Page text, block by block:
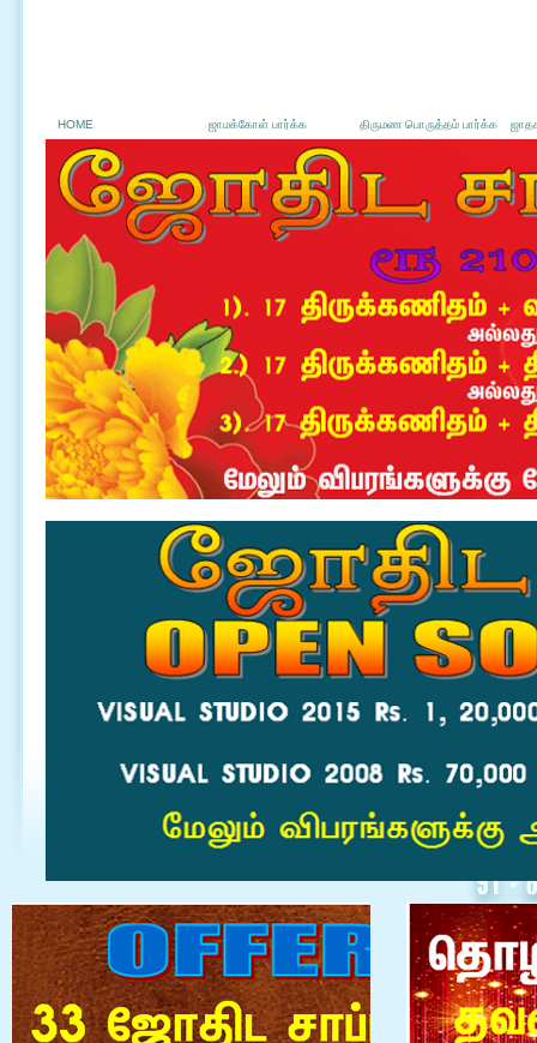
HOME ஜாமக்கோள் பார்க்க திருமண பொருத்தம் பார்க்க